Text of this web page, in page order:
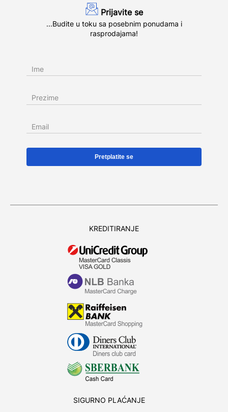
Prijavite se
...Budite u toku sa posebnim ponudama i
rasprodajama!
Ime
Prezime
Email
KREDITIRANJE
SIGURNO PLAĆANJE